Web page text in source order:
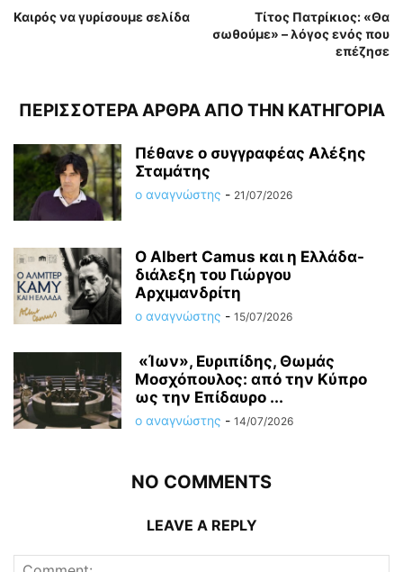
Καιρός να γυρίσουμε σελίδα
Τίτος Πατρίκιος: «Θα
σωθούμε» – λόγος ενός που
επέζησε
ΠΕΡΙΣΣΟΤΕΡΑ ΑΡΘΡΑ ΑΠΟ ΤΗΝ ΚΑΤΗΓΟΡΙΑ
Πέθανε ο συγγραφέας Αλέξης
Σταμάτης
ο αναγνώστης - 21/07/2026
O Albert Camus και η Ελλάδα-
διάλεξη του Γιώργου
Αρχιμανδρίτη
ο αναγνώστης - 15/07/2026
«Ίων», Ευριπίδης, Θωμάς
Μοσχόπουλος: από την Κύπρο
ως την Επίδαυρο ...
ο αναγνώστης - 14/07/2026
NO COMMENTS
LEAVE A REPLY